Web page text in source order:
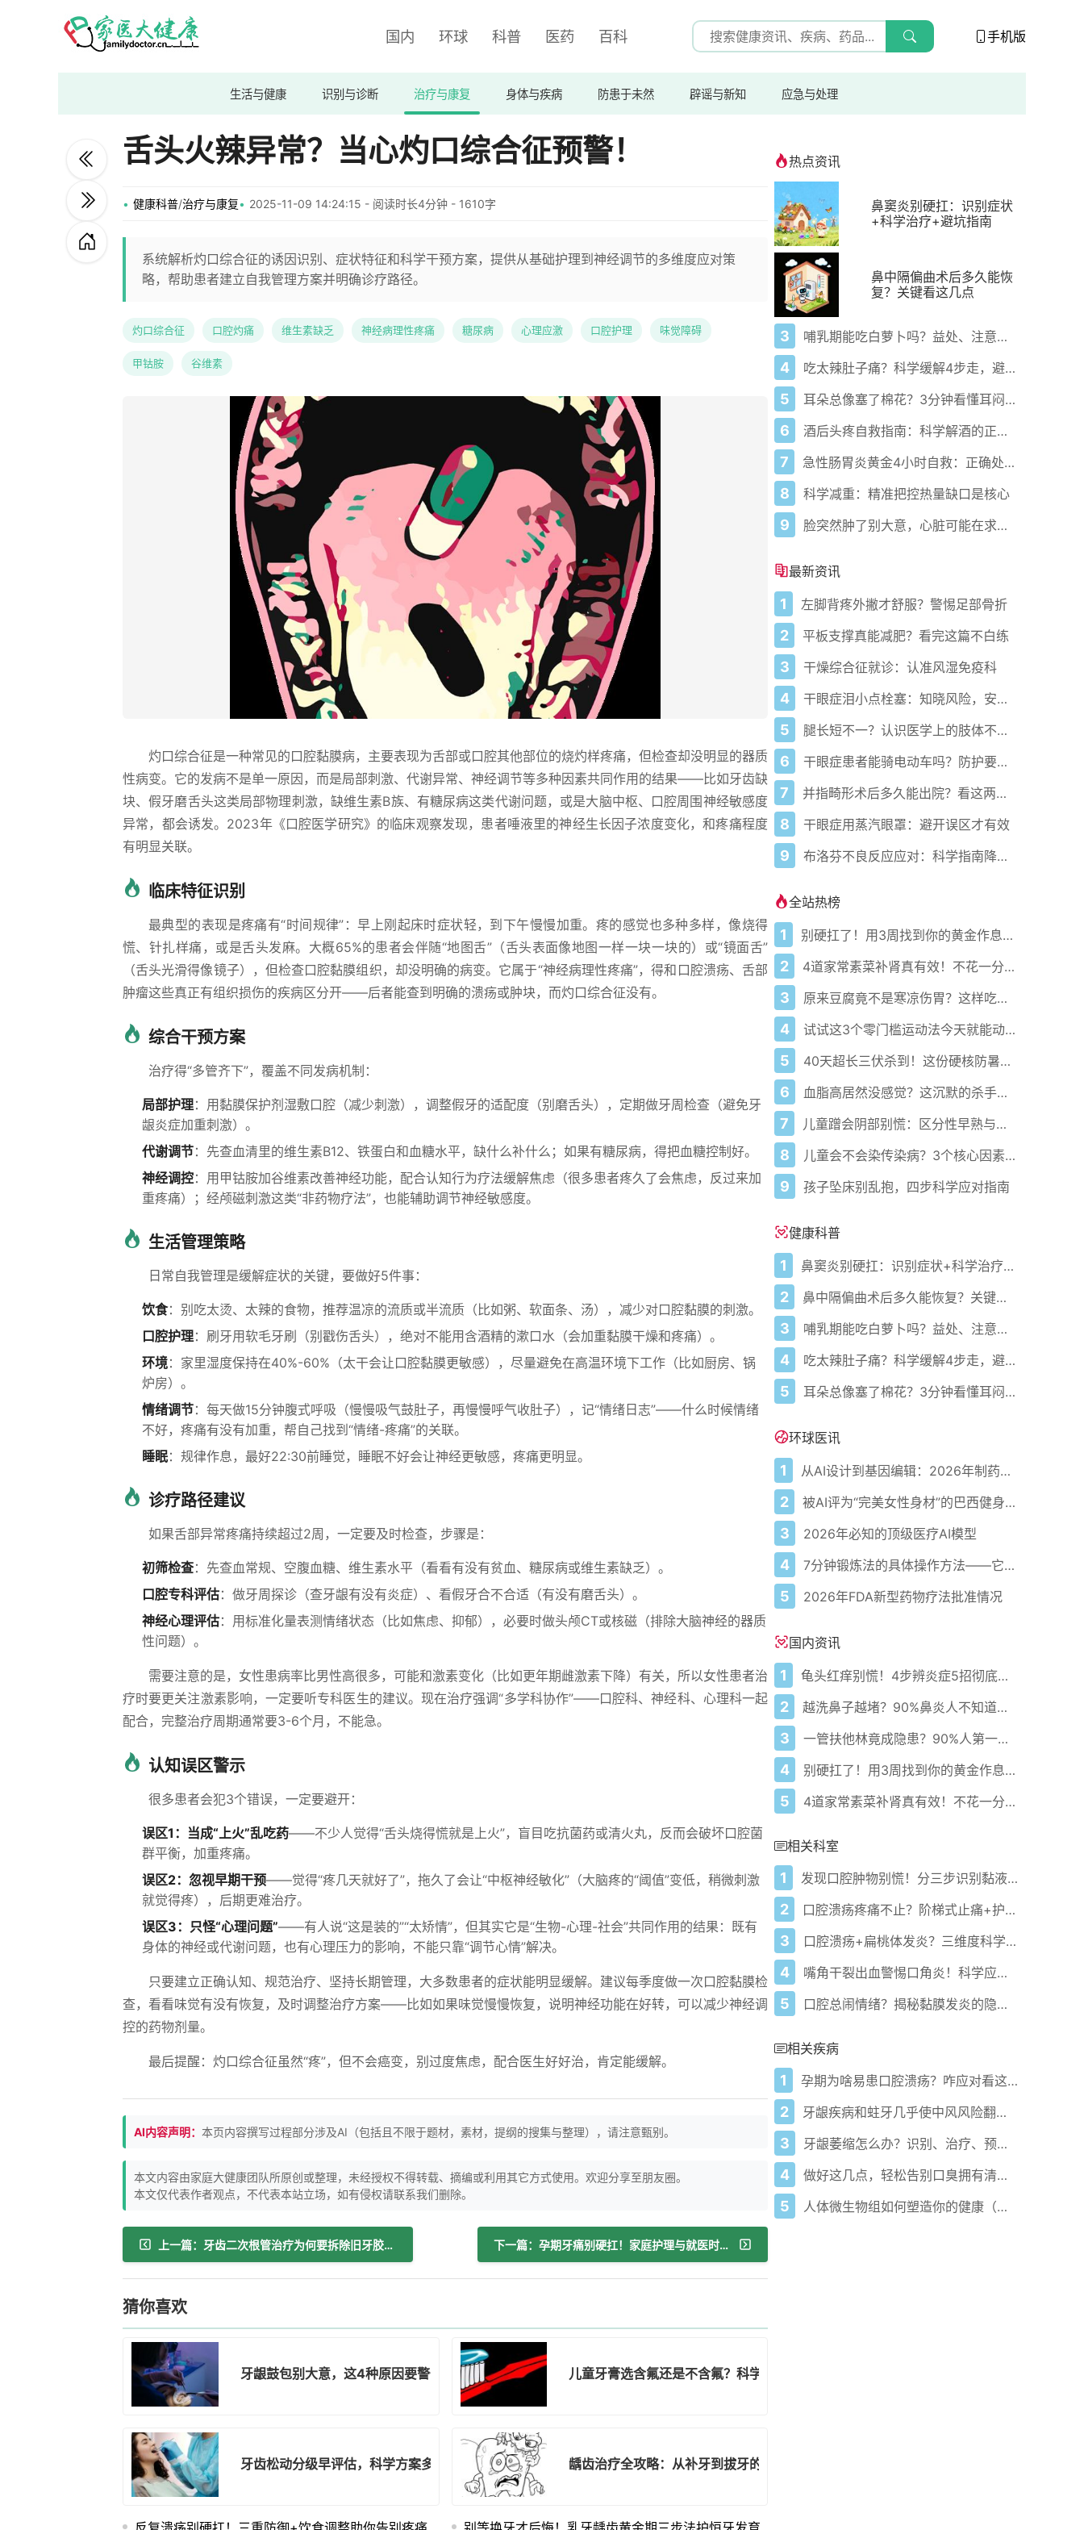
国内 环球 科普 医药 百科 手机版
生活与健康 识别与诊断 治疗与康复 身体与疾病 防患于未然 辟谣与新知 应急与处理
舌头火辣异常？当心灼口综合征预警！
健康科普/治疗与康复 2025-11-09 14:24:15 - 阅读时长4分钟 - 1610字
系统解析灼口综合征的诱因识别、症状特征和科学干预方案，提供从基础护理到神经调节的多维度应对策
略，帮助患者建立自我管理方案并明确诊疗路径。
灼口综合征 口腔灼痛 维生素缺乏 神经病理性疼痛 糖尿病 心理应激 口腔护理 味觉障碍
甲钴胺 谷维素
灼口综合征是一种常见的口腔黏膜病，主要表现为舌部或口腔其他部位的烧灼样疼痛，但检查却没明显的器质
性病变。它的发病不是单一原因，而是局部刺激、代谢异常、神经调节等多种因素共同作用的结果——比如牙齿缺
块、假牙磨舌头这类局部物理刺激，缺维生素B族、有糖尿病这类代谢问题，或是大脑中枢、口腔周围神经敏感度
异常，都会诱发。2023年《口腔医学研究》的临床观察发现，患者唾液里的神经生长因子浓度变化，和疼痛程度
有明显关联。
临床特征识别
最典型的表现是疼痛有“时间规律”：早上刚起床时症状轻，到下午慢慢加重。疼的感觉也多种多样，像烧得
慌、针扎样痛，或是舌头发麻。大概65%的患者会伴随“地图舌”（舌头表面像地图一样一块一块的）或“镜面舌”
（舌头光滑得像镜子），但检查口腔黏膜组织，却没明确的病变。它属于“神经病理性疼痛”，得和口腔溃疡、舌部
肿瘤这些真正有组织损伤的疾病区分开——后者能查到明确的溃疡或肿块，而灼口综合征没有。
综合干预方案
治疗得“多管齐下”，覆盖不同发病机制：
局部护理：用黏膜保护剂湿敷口腔（减少刺激），调整假牙的适配度（别磨舌头），定期做牙周检查（避免牙
龈炎症加重刺激）。
代谢调节：先查血清里的维生素B12、铁蛋白和血糖水平，缺什么补什么；如果有糖尿病，得把血糖控制好。
神经调控：用甲钴胺加谷维素改善神经功能，配合认知行为疗法缓解焦虑（很多患者疼久了会焦虑，反过来加
重疼痛）；经颅磁刺激这类“非药物疗法”，也能辅助调节神经敏感度。
生活管理策略
日常自我管理是缓解症状的关键，要做好5件事：
饮食：别吃太烫、太辣的食物，推荐温凉的流质或半流质（比如粥、软面条、汤），减少对口腔黏膜的刺激。
口腔护理：刷牙用软毛牙刷（别戳伤舌头），绝对不能用含酒精的漱口水（会加重黏膜干燥和疼痛）。
环境：家里湿度保持在40%-60%（太干会让口腔黏膜更敏感），尽量避免在高温环境下工作（比如厨房、锅
炉房）。
情绪调节：每天做15分钟腹式呼吸（慢慢吸气鼓肚子，再慢慢呼气收肚子），记“情绪日志”——什么时候情绪
不好，疼痛有没有加重，帮自己找到“情绪-疼痛”的关联。
睡眠：规律作息，最好22:30前睡觉，睡眠不好会让神经更敏感，疼痛更明显。
诊疗路径建议
如果舌部异常疼痛持续超过2周，一定要及时检查，步骤是：
初筛检查：先查血常规、空腹血糖、维生素水平（看看有没有贫血、糖尿病或维生素缺乏）。
口腔专科评估：做牙周探诊（查牙龈有没有炎症）、看假牙合不合适（有没有磨舌头）。
神经心理评估：用标准化量表测情绪状态（比如焦虑、抑郁），必要时做头颅CT或核磁（排除大脑神经的器质
性问题）。
需要注意的是，女性患病率比男性高很多，可能和激素变化（比如更年期雌激素下降）有关，所以女性患者治
疗时要更关注激素影响，一定要听专科医生的建议。现在治疗强调“多学科协作”——口腔科、神经科、心理科一起
配合，完整治疗周期通常要3-6个月，不能急。
认知误区警示
很多患者会犯3个错误，一定要避开：
误区1：当成“上火”乱吃药——不少人觉得“舌头烧得慌就是上火”，盲目吃抗菌药或清火丸，反而会破坏口腔菌
群平衡，加重疼痛。
误区2：忽视早期干预——觉得“疼几天就好了”，拖久了会让“中枢神经敏化”（大脑疼的“阈值”变低，稍微刺激
就觉得疼），后期更难治疗。
误区3：只怪“心理问题”——有人说“这是装的”“太矫情”，但其实它是“生物-心理-社会”共同作用的结果：既有
身体的神经或代谢问题，也有心理压力的影响，不能只靠“调节心情”解决。
只要建立正确认知、规范治疗、坚持长期管理，大多数患者的症状能明显缓解。建议每季度做一次口腔黏膜检
查，看看味觉有没有恢复，及时调整治疗方案——比如如果味觉慢慢恢复，说明神经功能在好转，可以减少神经调
控的药物剂量。
最后提醒：灼口综合征虽然“疼”，但不会癌变，别过度焦虑，配合医生好好治，肯定能缓解。
AI内容声明： 本页内容撰写过程部分涉及AI（包括且不限于题材，素材，提纲的搜集与整理），请注意甄别。
本文内容由家庭大健康团队所原创或整理，未经授权不得转载、摘编或利用其它方式使用。欢迎分享至朋友圈。
本文仅代表作者观点，不代表本站立场，如有侵权请联系我们删除。
上一篇：牙齿二次根管治疗为何要拆除旧牙胶尖？ 下一篇：孕期牙痛别硬扛！家庭护理与就医时机全要点
猜你喜欢
牙龈鼓包别大意，这4种原因要警惕！ 儿童牙膏选含氟还是不含氟？科学选择指南来了！
牙齿松动分级早评估，科学方案多保牙 龋齿治疗全攻略：从补牙到拔牙的科学选择
热点资讯
鼻窦炎别硬扛：识别症状
+科学治疗+避坑指南
鼻中隔偏曲术后多久能恢
复？关键看这几点
3 哺乳期能吃白萝卜吗？益处、注意事项一次说清
4 吃太辣肚子痛？科学缓解4步走，避免“辣出胃炎”
5 耳朵总像塞了棉花？3分钟看懂耳闷的真相与自救指南
6 酒后头疼自救指南：科学解酒的正确打开方式
7 急性肠胃炎黄金4小时自救：正确处置与误区避坑关键
8 科学减重：精准把控热量缺口是核心
9 脸突然肿了别大意，心脏可能在求救？
最新资讯
1 左脚背疼外撇才舒服？警惕足部骨折
2 平板支撑真能减肥？看完这篇不白练
3 干燥综合征就诊：认准风湿免疫科
4 干眼症泪小点栓塞：知晓风险，安全治疗
5 腿长短不一？认识医学上的肢体不等长
6 干眼症患者能骑电动车吗？防护要点需牢记
7 并指畸形术后多久能出院？看这两大因素
8 干眼症用蒸汽眼罩：避开误区才有效
9 布洛芬不良反应应对：科学指南降低风险
全站热榜
1 别硬扛了！用3周找到你的黄金作息你的身体在等你
2 4道家常素菜补肾真有效！不花一分钱还比生蚝更温和
3 原来豆腐竟不是寒凉伤胃？这样吃才真香
4 试试这3个零门槛运动法今天就能动起来
5 40天超长三伏杀到！这份硬核防暑攻略让你稳过整个夏天
6 血脂高居然没感觉？这沉默的杀手正悄悄盯上你！
7 儿童蹭会阴部别慌：区分性早熟与擦腿综合征
8 儿童会不会染传染病？3个核心因素说了算
9 孩子坠床别乱抱，四步科学应对指南
健康科普
1 鼻窦炎别硬扛：识别症状+科学治疗+避坑指南
2 鼻中隔偏曲术后多久能恢复？关键看这几点
3 哺乳期能吃白萝卜吗？益处、注意事项一次说清
4 吃太辣肚子痛？科学缓解4步走，避免“辣出胃炎”
5 耳朵总像塞了棉花？3分钟看懂耳闷的真相与自救指南
环球医讯
1 从AI设计到基因编辑：2026年制药领域重大突破
2 被AI评为“完美女性身材”的巴西健身模特
3 2026年必知的顶级医疗AI模型
4 7分钟锻炼法的具体操作方法——它确实有效，但有一个前提
5 2026年FDA新型药物疗法批准情况
国内资讯
1 龟头红痒别慌！4步辨炎症5招彻底防复发
2 越洗鼻子越堵？90%鼻炎人不知道的洗鼻真相
3 一管扶他林竟成隐患？90%人第一步就错了！
4 别硬扛了！用3周找到你的黄金作息你的身体在等你
5 4道家常素菜补肾真有效！不花一分钱还比生蚝更温和
相关科室
1 发现口腔肿物别慌！分三步识别黏液囊肿正确处理方案
2 口腔溃疡疼痛不止？阶梯式止痛+护理方案快速缓解
3 口腔溃疡+扁桃体发炎？三维度科学方案缓解黏膜炎症！
4 嘴角干裂出血警惕口角炎！科学应对全攻略
5 口腔总闹情绪？揭秘黏膜发炎的隐藏真相
相关疾病
1 孕期为啥易患口腔溃疡？咋应对看这里！
2 牙龈疾病和蛀牙几乎使中风风险翻倍 研究发现
3 牙龈萎缩怎么办？识别、治疗、预防攻略来了！
4 做好这几点，轻松告别口臭拥有清新口气！
5 人体微生物组如何塑造你的健康（从肠道到皮肤）